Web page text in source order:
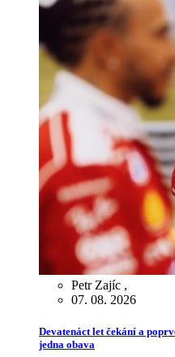
Petr Zajíc ,
07. 08. 2026
Devatenáct let čekání a
jedna obava